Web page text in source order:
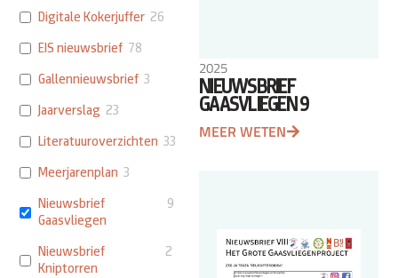
Digitale Kokerjuffer 26
EIS nieuwsbrief 78
Gallennieuwsbrief 3
Jaarverslag 23
Literatuuroverzichten 33
Meerjarenplan 3
Nieuwsbrief
Gaasvliegen
9
Nieuwsbrief
Kniptorren
2
2025
NIEUWSBRIEF
GAASVLIEGEN 9
MEER WETEN